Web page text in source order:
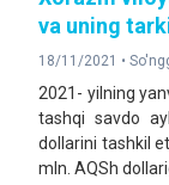
va uning
18/11/2021 •
2021- yilning
tashqi savdo
dollarini tashkil
mln. AQSh